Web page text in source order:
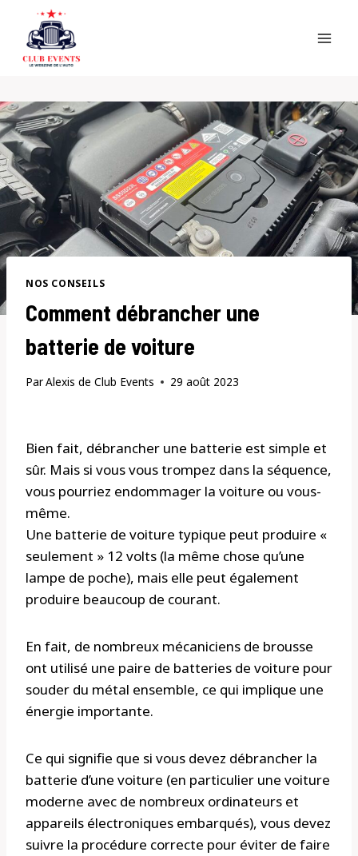
content
NOS CONSEILS
Comment débrancher une
batterie de voiture
ParAlexis de Club Events 29 août 2023
Bien fait, débrancher une batterie est simple et
sûr. Mais si vous vous trompez dans la séquence,
vous pourriez endommager la voiture ou vous-
même.
Une batterie de voiture typique peut produire «
seulement » 12 volts (la même chose qu’une
lampe de poche), mais elle peut également
produire beaucoup de courant.
En fait, de nombreux mécaniciens de brousse
ont utilisé une paire de batteries de voiture pour
souder du métal ensemble, ce qui implique une
énergie importante.
Ce qui signifie que si vous devez débrancher la
batterie d’une voiture (en particulier une voiture
moderne avec de nombreux ordinateurs et
appareils électroniques embarqués), vous devez
suivre la procédure correcte pour éviter de faire